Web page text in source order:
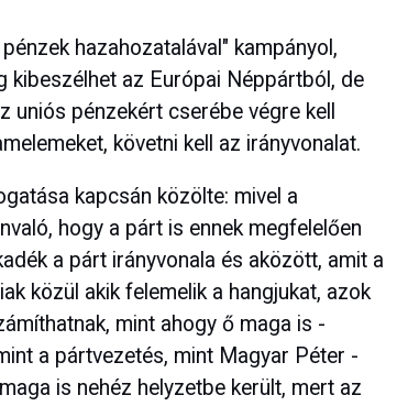
hazahozatalával" kampányol,
kibeszélhet az Európai Néppártból, de
uniós pénzekért cserébe végre kell
követni kell az irányvonalat.
kapcsán közölte: mivel a
hogy a párt is ennek megfelelően
a párt irányvonala és aközött, amit a
közül akik felemelik a hangjukat, azok
mint ahogy ő maga is -
a pártvezetés, mint Magyar Péter -
is nehéz helyzetbe került, mert az